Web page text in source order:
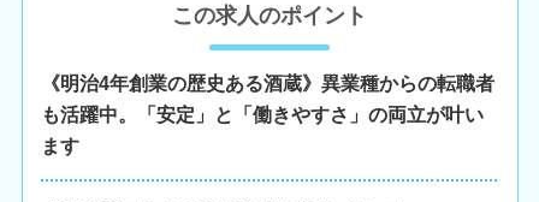
この求人のポイント
《明治4年創業の歴史ある酒蔵》異業種からの転職者
も活躍中。「安定」と「働きやすさ」の両立が叶い
ます